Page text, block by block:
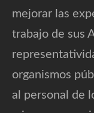
mejorar las
trabajo de sus
organismos
al personal de